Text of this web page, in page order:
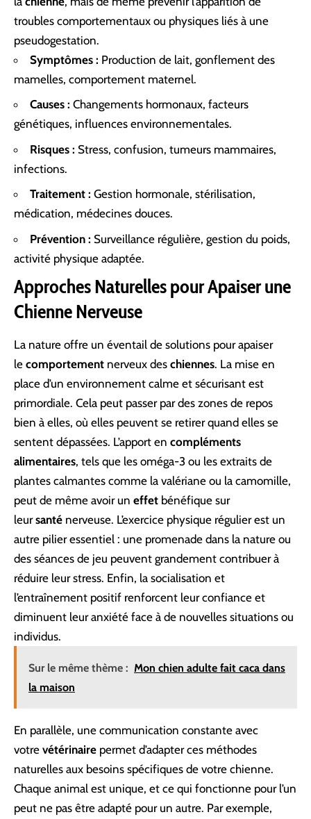
troubles comportementaux ou physiques liés à une
pseudogestation.
Symptômes : Production de lait, gonflement des
mamelles, comportement maternel.
Causes : Changements hormonaux, facteurs
génétiques, influences environnementales.
Risques : Stress, confusion, tumeurs mammaires,
infections.
Traitement : Gestion hormonale, stérilisation,
médication, médecines douces.
Prévention : Surveillance régulière, gestion du poids,
activité physique adaptée.
Approches Naturelles pour Apaiser une
Chienne Nerveuse
La nature offre un éventail de solutions pour apaiser
le comportement nerveux des chiennes. La mise en
place d’un environnement calme et sécurisant est
primordiale. Cela peut passer par des zones de repos
bien à elles, où elles peuvent se retirer quand elles se
sentent dépassées. L’apport en compléments
alimentaires, tels que les oméga-3 ou les extraits de
plantes calmantes comme la valériane ou la camomille,
peut de même avoir un effet bénéfique sur
leursanté nerveuse. L’exercice physique régulier est un
autre pilier essentiel : une promenade dans la nature ou
des séances de jeu peuvent grandement contribuer à
réduire leur stress. Enfin, la socialisation et
l’entraînement positif renforcent leur confiance et
diminuent leur anxiété face à de nouvelles situations ou
individus.
Sur le même thème : Mon chien adulte fait caca dans
la maison
En parallèle, une communication constante avec
votre vétérinaire permet d’adapter ces méthodes
naturelles aux besoins spécifiques de votre chienne.
Chaque animal est unique, et ce qui fonctionne pour l’un
peut ne pas être adapté pour un autre. Par exemple,